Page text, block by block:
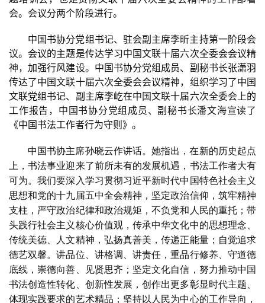
容
易
錯
用
錯
的
繁
體
百
例
会。会议分两个阶段进行。
中国书协分党组书记、驻会副主席李昕主持第一阶段会
议。会议的主题是传达学习中国文联十届六次全委会会议精
神，加强行风建设。 中国书协分党组成员、副秘书长张潇羽
传达了中国文联十届六次全委会会议精神，组织学习了中国
文联党组书记、副主席李屹在中国文联十届六次全委会上的
工作报告，中国书协分党组成员、副秘书长潘文海宣读了
《中国书法工作者行为守则》。
中国书协主席孙晓云作讲话。她指出，在新的历史起点
上，书法事业迎来了前所未有的发展机遇，书法工作者大有
可为。我们要深入学习贯彻习近平新时代中国特色社会主义
思想和党的十九届五中全会精神，坚定政治信仰，筑牢精神
支柱，严守政治纪律和政治规矩，不负党和人民的重托；带
头践行社会主义核心价值观，传承中华文化中的思想理念、
传统美德、人文精神，弘扬真善美，传递正能量；自觉追求
德艺双馨。讲品位、讲格调、讲责任，重品行修养、守道德
底线，崇德向善、见贤思齐；坚定文化自信，努力推动中国
书法创造性转化、创新性发展，创作出更多彰显时代主题、
体现实践要求的艺术精品；坚持以人民为中心的工作导向，